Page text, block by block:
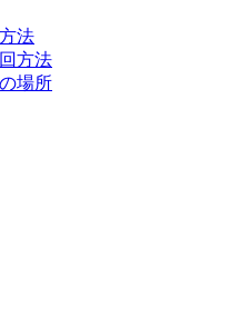
法
方法
場所